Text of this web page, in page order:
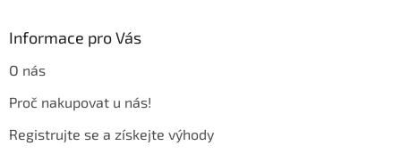
Informace pro Vás
O nás
Proč nakupovat u nás!
Registrujte se a získejte výhody